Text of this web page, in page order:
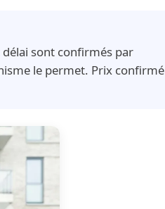
sont confirmés par
le permet. Prix confirmé